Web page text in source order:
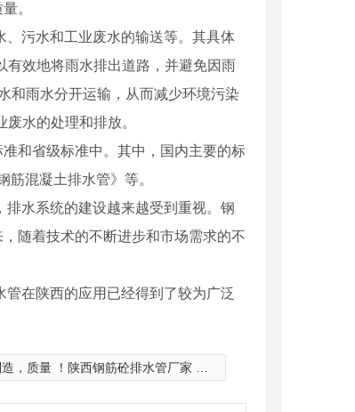
。
污水和工业废水的输送等。其具体
有效地将雨水排出道路，并避免因雨
和雨水分开运输，从而减少环境污染
水的处理和排放。
和省级标准中。其中，国内主要的标
混凝土排水管》等。
水系统的建设越来越受到重视。钢
随着技术的不断进步和市场需求的不
在陕西的应用已经得到了较为广泛
，质量 ！陕西钢筋砼排水管厂家 强大！